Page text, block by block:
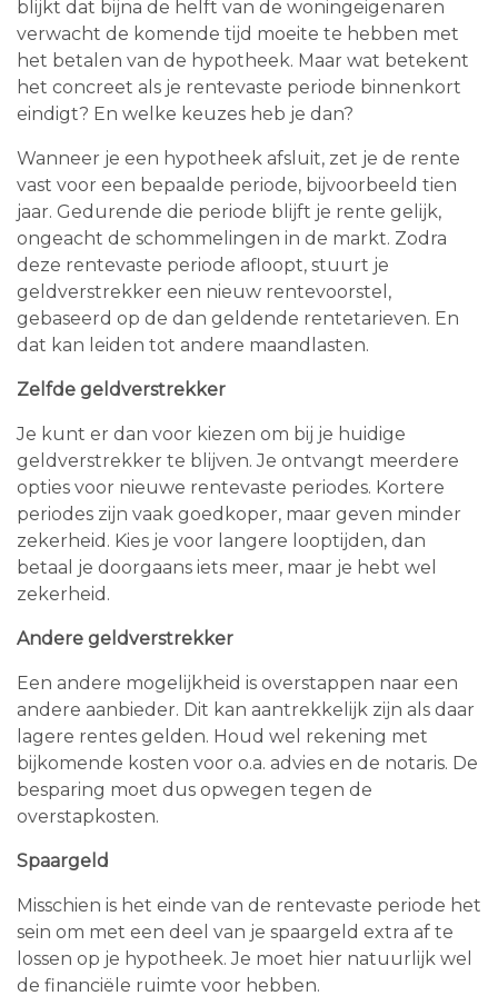
blijkt dat bijna de helft van de woningeigenaren
verwacht de komende tijd moeite te hebben met
het betalen van de hypotheek. Maar wat betekent
het concreet als je rentevaste periode binnenkort
eindigt? En welke keuzes heb je dan?
Wanneer je een hypotheek afsluit, zet je de rente
vast voor een bepaalde periode, bijvoorbeeld tien
jaar. Gedurende die periode blijft je rente gelijk,
ongeacht de schommelingen in de markt. Zodra
deze rentevaste periode afloopt, stuurt je
geldverstrekker een nieuw rentevoorstel,
gebaseerd op de dan geldende rentetarieven. En
dat kan leiden tot andere maandlasten.
Zelfde geldverstrekker
Je kunt er dan voor kiezen om bij je huidige
geldverstrekker te blijven. Je ontvangt meerdere
opties voor nieuwe rentevaste periodes. Kortere
periodes zijn vaak goedkoper, maar geven minder
zekerheid. Kies je voor langere looptijden, dan
betaal je doorgaans iets meer, maar je hebt wel
zekerheid.
Andere geldverstrekker
Een andere mogelijkheid is overstappen naar een
andere aanbieder. Dit kan aantrekkelijk zijn als daar
lagere rentes gelden. Houd wel rekening met
bijkomende kosten voor o.a. advies en de notaris. De
besparing moet dus opwegen tegen de
overstapkosten.
Spaargeld
Misschien is het einde van de rentevaste periode het
sein om met een deel van je spaargeld extra af te
lossen op je hypotheek. Je moet hier natuurlijk wel
de financiële ruimte voor hebben.